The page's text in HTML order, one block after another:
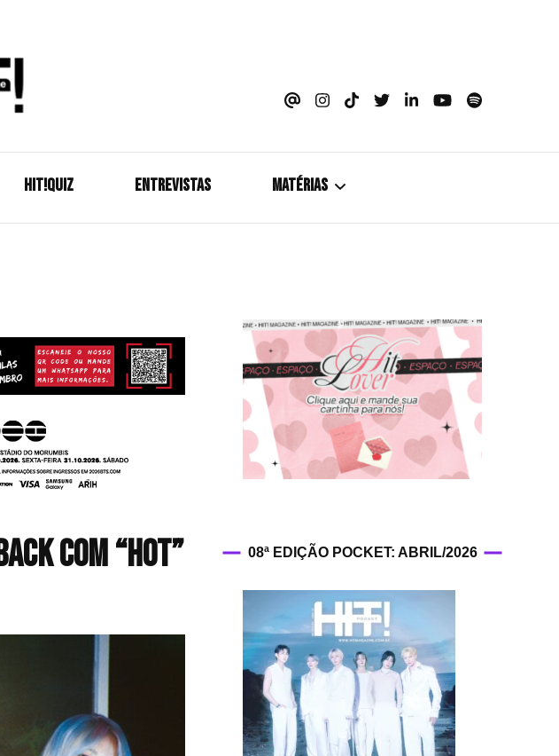
HIT!Quiz ENTREVISTAS MATÉRIAS
Coletiva de Imprensa
Drama? HIT!
HIT!Fashion
HIT!Filmes
HIT!Hop
HIT!Leituras
HIT!Diary
HIT!Lyrics
com “HOT”
comeback
08ª EDIÇÃO POCKET: ABRIL/2026